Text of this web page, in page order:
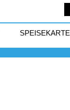
SPEISEKARTE